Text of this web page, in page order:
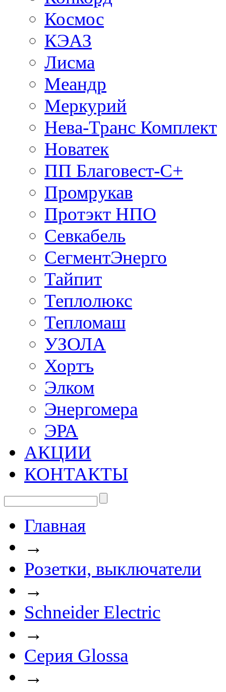
Космос
КЭАЗ
Лисма
Меандр
Меркурий
Нева-Транс Комплект
Новатек
ПП Благовест-С+
Промрукав
Протэкт НПО
Севкабель
СегментЭнерго
Тайпит
Теплолюкс
Тепломаш
УЗОЛА
Хортъ
Элком
Энергомера
ЭРА
АКЦИИ
КОНТАКТЫ
Главная
→
Розетки, выключатели
→
Schneider Electric
→
Cерия Glossa
→